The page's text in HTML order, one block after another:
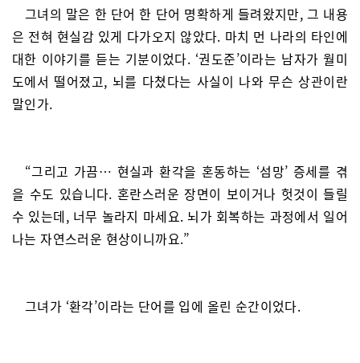
그녀의 말은 한 단어 한 단어 명확하게 들려왔지만, 그 내용
은 전혀 현실감 있게 다가오지 않았다. 마치 먼 나라의 타인에
대한 이야기를 듣는 기분이었다. ‘권도준’이라는 남자가 월미
도에서 떨어졌고, 뇌를 다쳤다는 사실이 나와 무슨 상관이란
말인가.
“그리고 가끔… 현실과 환각을 혼동하는 ‘섬망’ 증세를 겪
을 수도 있습니다. 혼란스러운 장면이 보이거나 헛것이 들릴
수 있는데, 너무 놀라지 마세요. 뇌가 회복하는 과정에서 일어
나는 자연스러운 현상이니까요.”
그녀가 ‘환각’이라는 단어를 입에 올린 순간이었다.